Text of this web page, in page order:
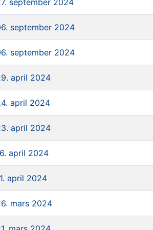
september 2024
september 2024
april 2024
april 2024
april 2024
april 2024
april 2024
mars 2024